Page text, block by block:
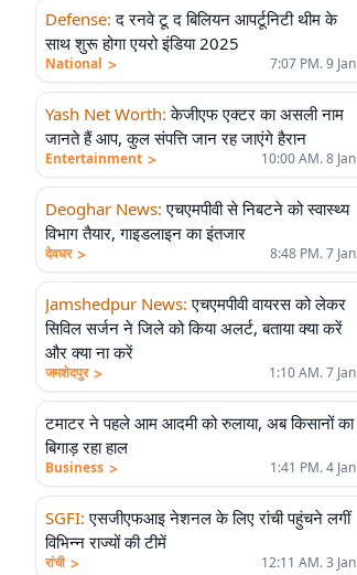
Defense: द रनवे टू द बिलियन आपर्टूनिटी थीम के
साथ शुरू होगा एयरो इंडिया 2025
National > 7:07 PM. 9 Jan
Yash Net Worth: केजीएफ एक्टर का असली नाम
जानते हैं आप, कुल संपत्ति जान रह जाएंगे हैरान
Entertainment > 10:00 AM. 8 Jan
Deoghar News: एचएमपीवी से निबटने को स्वास्थ्य
विभाग तैयार, गाइडलाइन का इंतजार
देवघर > 8:48 PM. 7 Jan
Jamshedpur News: एचएमपीवी वायरस को लेकर
सिविल सर्जन ने जिले को किया अलर्ट, बताया क्या करें
और क्या ना करें
जमशेदपुर > 1:10 AM. 7 Jan
टमाटर ने पहले आम आदमी को रुलाया, अब किसानों का
बिगाड़ रहा हाल
Business > 1:41 PM. 4 Jan
SGFI: एसजीएफआइ नेशनल के लिए रांची पहुंचने लगीं
विभिन्न राज्यों की टीमें
रांची > 12:11 AM. 3 Jan